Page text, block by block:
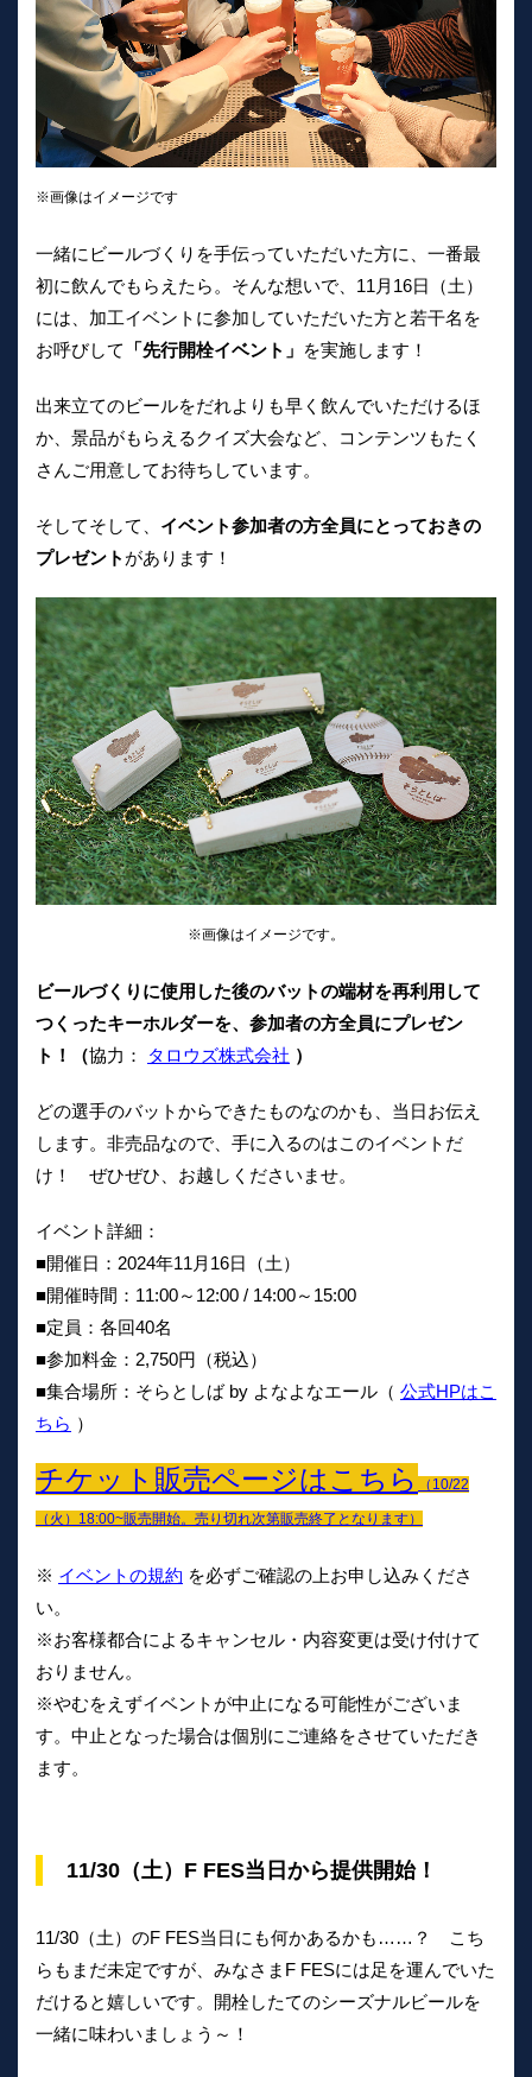
※画像はイメージです
一緒にビールづくりを手伝っていただいた方に、一番最
初に飲んでもらえたら。そんな想いで、11月16日（土）
には、加工イベントに参加していただいた方と若干名を
お呼びして
「先行開栓イベント」 を実施します！
出来立てのビールをだれよりも早く飲んでいただけるほ
か、景品がもらえるクイズ大会など、コンテンツもたく
さんご用意してお待ちしています。
そしてそして、 イベント参加者の方全員にとっておきの
プレゼント があります！
※画像はイメージです。
ビールづくりに使用した後のバットの端材を再利用して
つくったキーホルダーを、参加者の方全員にプレゼン
ト！（協力： タロウズ株式会社 ）
どの選手のバットからできたものなのかも、当日お伝え
します。非売品なので、手に入るのはこのイベントだ
け！ ぜひぜひ、お越しくださいませ。
イベント詳細：
■開催日：2024年11月16日（土）
■開催時間：11:00～12:00 / 14:00～15:00
■定員：各回40名
■参加料金：2,750円（税込）
■集合場所：そらとしば by よなよなエール（ 公式HPはこ
ちら ）
チケット販売ページはこちら （10/22
（火）18:00~販売開始。売り切れ次第販売終了となります）
※ イベントの規約 を必ずご確認の上お申し込みくださ
い。
※お客様都合によるキャンセル・内容変更は受け付けて
おりません。
※やむをえずイベントが中止になる可能性がございま
す。中止となった場合は個別にご連絡をさせていただき
ます。
11/30（土）F FES当日から提供開始！
11/30（土）のF FES当日にも何かあるかも……？ こち
らもまだ未定ですが、みなさまF FESには足を運んでいた
だけると嬉しいです。開栓したてのシーズナルビールを
一緒に味わいましょう～！